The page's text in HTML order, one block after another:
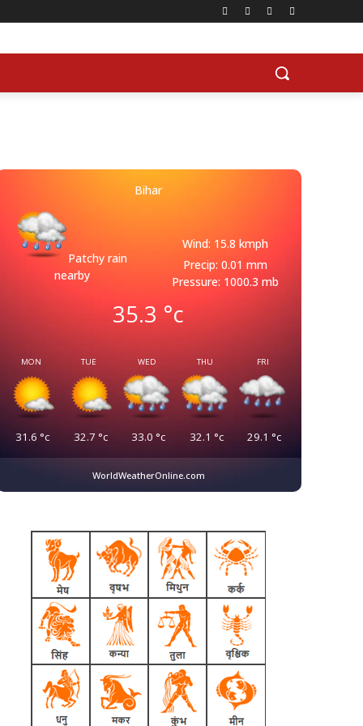
Bihar
Patchy rain
nearby
Wind: 15.8 kmph
Precip: 0.01 mm
Pressure: 1000.3 mb
35.3 °c
MON
31.6 °c
TUE
32.7 °c
WED
33.0 °c
THU
32.1 °c
FRI
29.1 °c
WorldWeatherOnline.com